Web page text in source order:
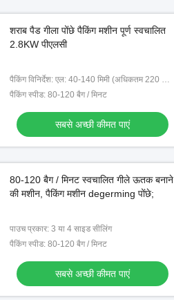
शराब पैड गीला पोंछे पैकिंग मशीन पूर्ण स्वचालित
2.8KW पीएलसी
पैकिंग विनिर्देश: एल: 40-140 मिमी (अधिकतम 220 मिमी) डब्ल्यू: 40-100 मिमी
पैकिंग स्पीड: 80-120 बैग / मिनट
सबसे अच्छी कीमत पाएं
80-120 बैग / मिनट स्वचालित गीले ऊतक बनाने
की मशीन, पैकिंग मशीन degerming पोंछे;
पाउच प्रकार: 3 या 4 साइड सीलिंग
पैकिंग स्पीड: 80-120 बैग / मिनट
सबसे अच्छी कीमत पाएं